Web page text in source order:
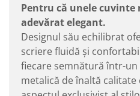
Pentru că unele cuvinte
adevărat elegant.
Designul său echilibrat
scriere fluidă și
fiecare semnătură într-un
metalică de înaltă